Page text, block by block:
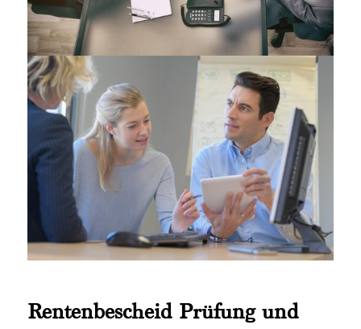
Rentenbescheid Prüfung und